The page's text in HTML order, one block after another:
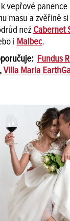
vepřové
masu a zvěřině
než Cabernet
i Malbec.
Fundus
, Villa Maria